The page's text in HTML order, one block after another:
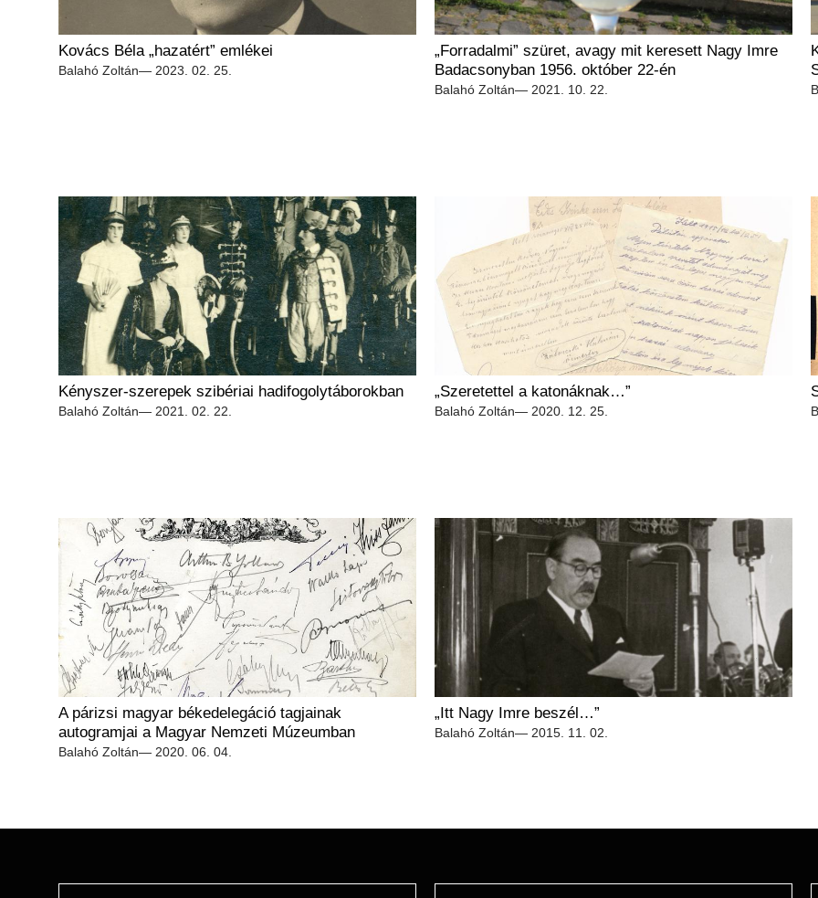
Kovács Béla „hazatért” emlékei
Balahó Zoltán— 2023. 02. 25.
„Forradalmi” szüret, avagy mit keresett Nagy Imre
Badacsonyban 1956. október 22-én
Balahó Zoltán— 2021. 10. 22.
Kényszer-szerepek szibériai hadifogolytáborokban
Balahó Zoltán— 2021. 02. 22.
„Szeretettel a katonáknak…”
Balahó Zoltán— 2020. 12. 25.
A párizsi magyar békedelegáció tagjainak
autogramjai a Magyar Nemzeti Múzeumban
Balahó Zoltán— 2020. 06. 04.
„Itt Nagy Imre beszél…”
Balahó Zoltán— 2015. 11. 02.